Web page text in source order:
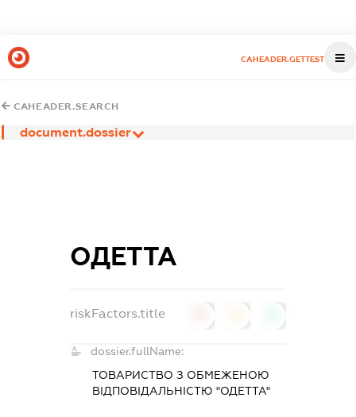
CAHEADER.GETTEST
CAHEADER.SEARCH
document.dossier
ОДЕТТА
riskFactors.title
dossier.fullName:
ТОВАРИСТВО З ОБМЕЖЕНОЮ
ВІДПОВІДАЛЬНІСТЮ "ОДЕТТА"